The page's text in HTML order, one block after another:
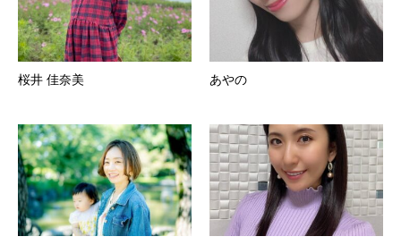
桜井 佳奈美 あやの